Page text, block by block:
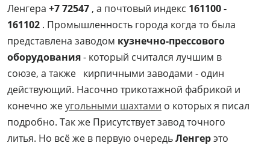
Ленгера +7 72547 , а почтовый индекс 161100 -
161102 . Промышленность города когда то была
представлена заводом кузнечно-прессового
оборудования- который считался лучшим в
союзе, а также кирпичными заводами - один
действующий. Насочно трикотажной фабрикой и
конечно жеугольными шахтами о которых я писал
подробно. Так же Присутствует завод точного
литья. Но всё же в первую очередьЛенгерэто